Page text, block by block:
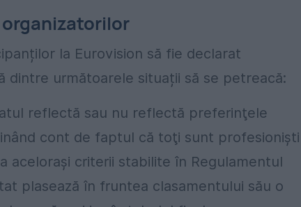
la Eurovision să fie declarat
dintre următoarele situații să se petreacă:
reflectă sau nu reflectă preferinţele
cont de faptul că toţi sunt
aceloraşi criterii stabilite în Regulamentul
plasează în fruntea clasamentului său o